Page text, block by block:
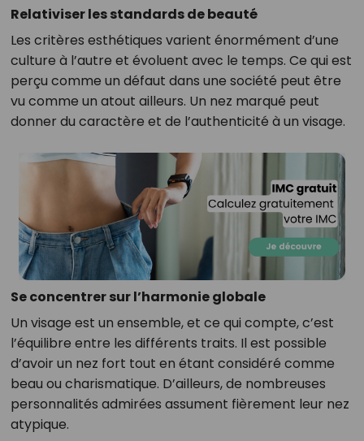
Relativiser les standards de beauté
Les critères esthétiques varient énormément d’une
culture à l’autre et évoluent avec le temps. Ce qui est
perçu comme un défaut dans une société peut être
vu comme un atout ailleurs. Un nez marqué peut
donner du caractère et de l’authenticité à un visage.
Se concentrer sur l’harmonie globale
Un visage est un ensemble, et ce qui compte, c’est
l’équilibre entre les différents traits. Il est possible
d’avoir un nez fort tout en étant considéré comme
beau ou charismatique. D’ailleurs, de nombreuses
personnalités admirées assument fièrement leur nez
atypique.